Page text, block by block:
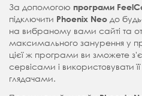
За допомогою програми
підключити Phoenix Neo до
на вибраному вами сайті та
максимального занурення у
цієї ж програми ви зможете
сервісами і використовувати
глядачами.